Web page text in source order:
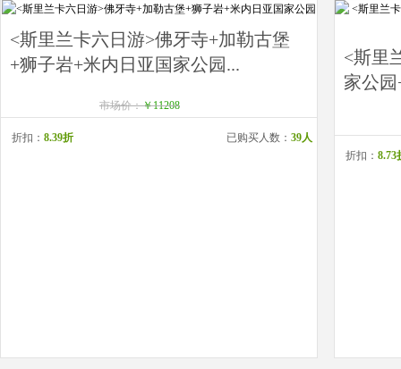
<斯里兰卡六日游>佛牙寺+加勒古堡
+狮子岩+米内日亚国家公园...
市场价：￥11208
折扣： 8.39折 已购买人数： 39人
<斯里
家公
折扣： 8.73